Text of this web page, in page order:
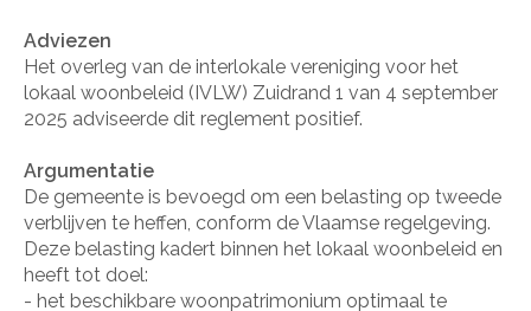
Adviezen
Het overleg van de interlokale vereniging voor het
lokaal woonbeleid (IVLW) Zuidrand 1 van 4 september
2025 adviseerde dit reglement positief.
Argumentatie
De gemeente is bevoegd om een belasting op tweede
verblijven te heffen, conform de Vlaamse regelgeving.
Deze belasting kadert binnen het lokaal woonbeleid en
heeft tot doel:
- het beschikbare woonpatrimonium optimaal te